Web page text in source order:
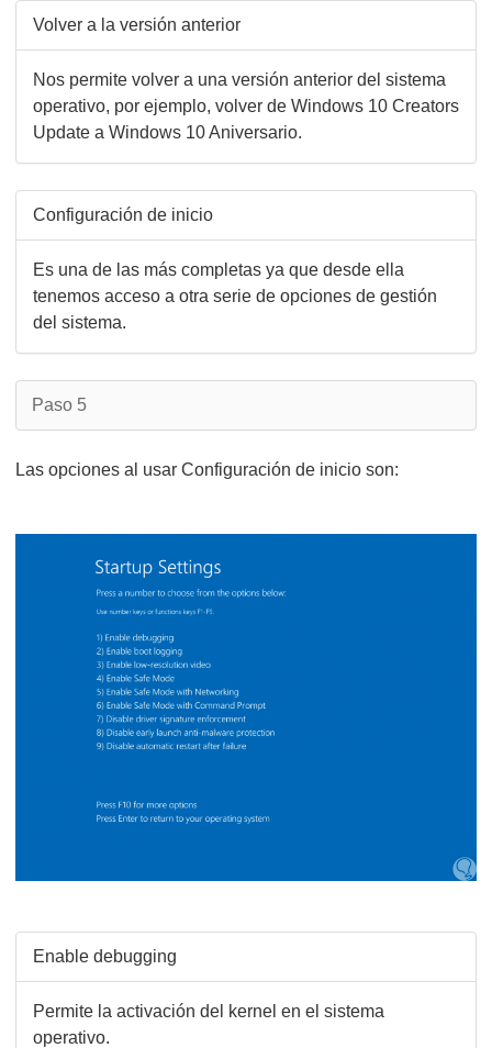
Volver a la versión anterior
Nos permite volver a una versión anterior del sistema
operativo, por ejemplo, volver de Windows 10 Creators
Update a Windows 10 Aniversario.
Configuración de inicio
Es una de las más completas ya que desde ella
tenemos acceso a otra serie de opciones de gestión
del sistema.
Paso 5
Las opciones al usar Configuración de inicio son:
Enable debugging
Permite la activación del kernel en el sistema
operativo.